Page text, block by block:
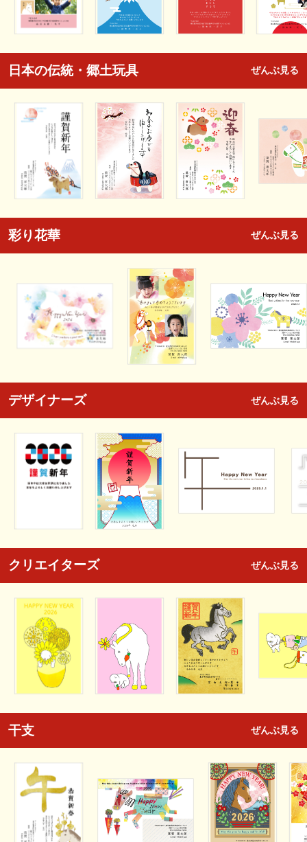
日本の伝統・郷土玩具 ぜんぶ見る
彩り花華 ぜんぶ見る
デザイナーズ ぜんぶ見る
クリエイターズ ぜんぶ見る
干支 ぜんぶ見る